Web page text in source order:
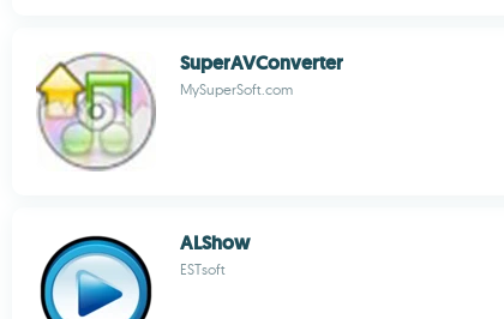
SuperAVConverter
MySuperSoft.com
ALShow
ESTsoft